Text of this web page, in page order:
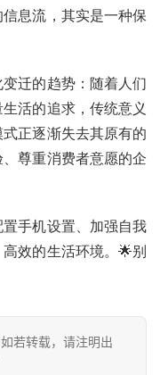
息流，其实是一种保
迁的趋势：随着人们
活的追求，传统意义
式正逐渐失去其原有的
尊重消费者意愿的企
手机设置、加强自我
效的生活环境。🌟别
若转载，请注明出